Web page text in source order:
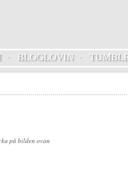
· BLOGLOVIN·
på bilden ovan